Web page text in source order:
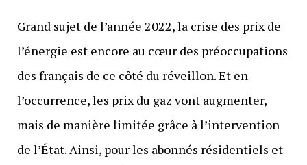
Grand sujet de l’année 2022, la crise des prix de
l’énergie est encore au cœur des préoccupations
des français de ce côté du réveillon. Et en
l’occurrence, les prix du gaz vont augmenter,
mais de manière limitée grâce à l’intervention
de l’État. Ainsi, pour les abonnés résidentiels et